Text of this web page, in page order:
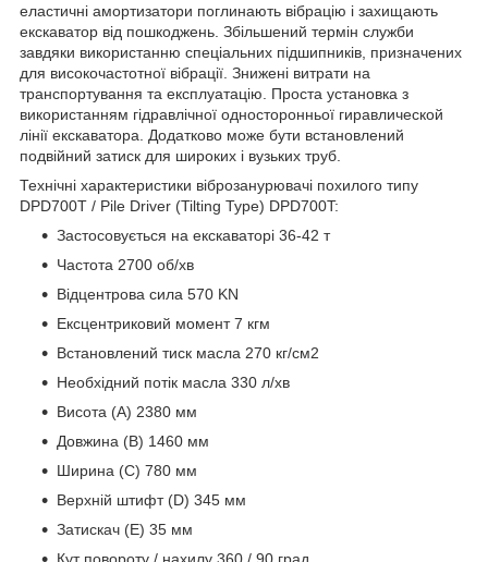
еластичні амортизатори поглинають вібрацію і захищають
екскаватор від пошкоджень. Збільшений термін служби
завдяки використанню спеціальних підшипників, призначених
для високочастотної вібрації. Знижені витрати на
транспортування та експлуатацію. Проста установка з
використанням гідравлічної односторонньої гиравлической
лінії екскаватора. Додатково може бути встановлений
подвійний затиск для широких і вузьких труб.
Технічні характеристики віброзанурювачі похилого типу
DPD700T / Pile Driver (Tilting Type) DPD700T:
Застосовується на екскаваторі 36-42 т
Частота 2700 об/хв
Відцентрова сила 570 KN
Ексцентриковий момент 7 кгм
Встановлений тиск масла 270 кг/см2
Необхідний потік масла 330 л/хв
Висота (A) 2380 мм
Довжина (B) 1460 мм
Ширина (C) 780 мм
Верхній штифт (D) 345 мм
Затискач (E) 35 мм
Кут повороту / нахилу 360 / 90 град